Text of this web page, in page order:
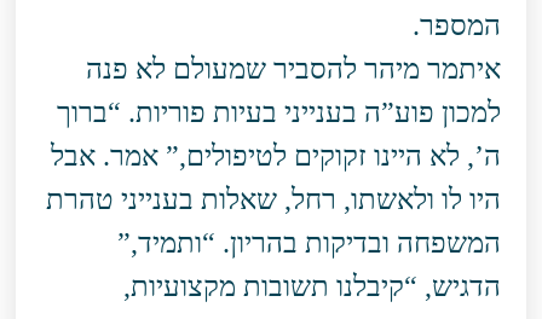
המספר.
איתמר מיהר להסביר שמעולם לא פנה
למכון פוע”ה בענייני בעיות פוריות. “ברוך
ה’, לא היינו זקוקים לטיפולים,” אמר. אבל
היו לו ולאשתו, רחל, שאלות בענייני טהרת
המשפחה ובדיקות בהריון. “ותמיד,”
הדגיש, “קיבלנו תשובות מקצועיות,